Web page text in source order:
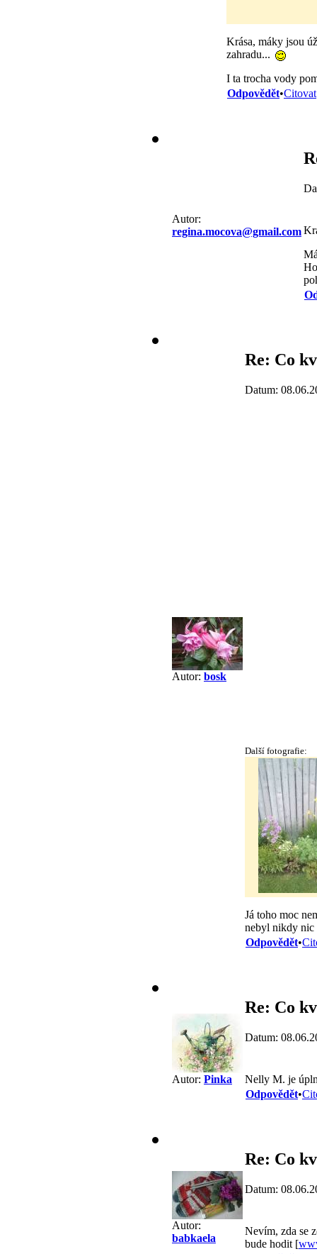
Krása, máky jsou
zahradu...
I ta trocha vody
Odpovědět•Citovat
Autor:
regina.mocova@gmail.com
Autor: bosk
Re: Co
Datum:
Další fotografie:
Já toho moc
nebyl nikdy nic
Odpovědět•
Autor: Pinka
Re: Co
Datum:
Nelly M. je
Odpovědět•
Autor:
babkaela
Re: Co
Datum:
Nevím, zda se
bude hodit [